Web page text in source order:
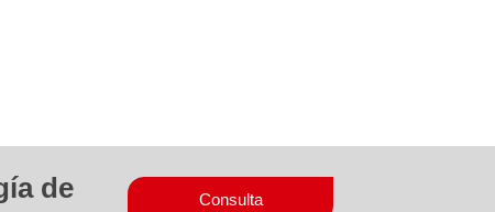
de Consulta